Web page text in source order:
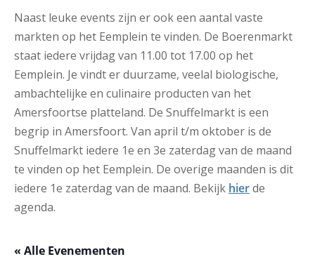
Naast leuke events zijn er ook een aantal vaste
markten op het Eemplein te vinden. De Boerenmarkt
staat iedere vrijdag van 11.00 tot 17.00 op het
Eemplein. Je vindt er duurzame, veelal biologische,
ambachtelijke en culinaire producten van het
Amersfoortse platteland. De Snuffelmarkt is een
begrip in Amersfoort. Van april t/m oktober is de
Snuffelmarkt iedere 1e en 3e zaterdag van de maand
te vinden op het Eemplein. De overige maanden is dit
iedere 1e zaterdag van de maand. Bekijk hierde
agenda.
« Alle Evenementen